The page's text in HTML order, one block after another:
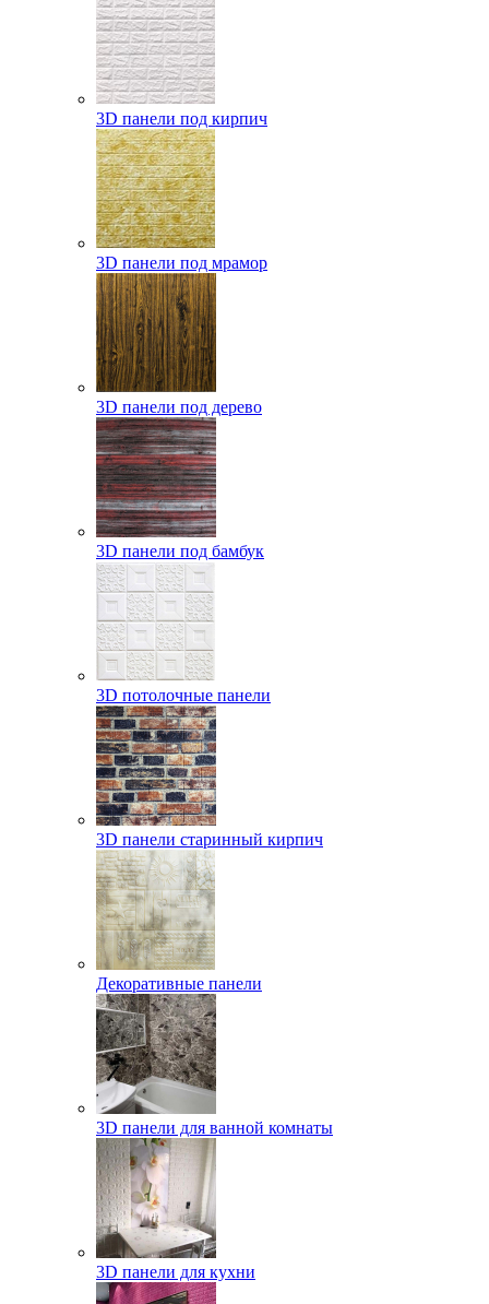
3D панели под кирпич
3D панели под мрамор
3D панели под дерево
3D панели под бамбук
3D потолочные панели
3D панели старинный кирпич
Декоративные панели
3D панели для ванной комнаты
3D панели для кухни